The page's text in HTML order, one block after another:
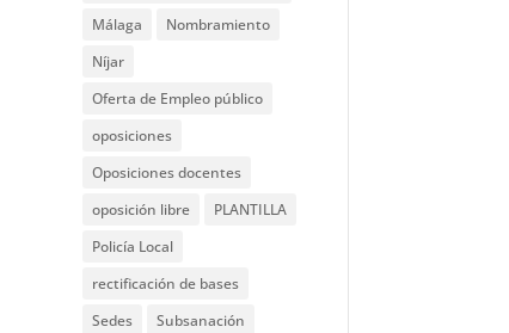
Málaga
Nombramiento
Níjar
Oferta de Empleo público
oposiciones
Oposiciones docentes
oposición libre
PLANTILLA
Policía Local
rectificación de bases
Sedes
Subsanación